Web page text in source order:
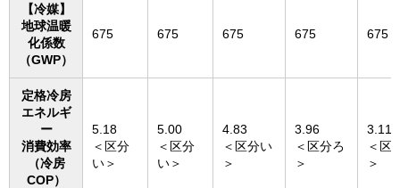
【冷媒】
地球温暖
化係数
（GWP）
675 675 675 675 675
定格冷房
エネルギ
ー
消費効率
（冷房
COP）
5.18
＜区分
い＞
5.00
＜区分
い＞
4.83
＜区分い
＞
3.96
＜区分ろ
＞
3.11
＜区
＞